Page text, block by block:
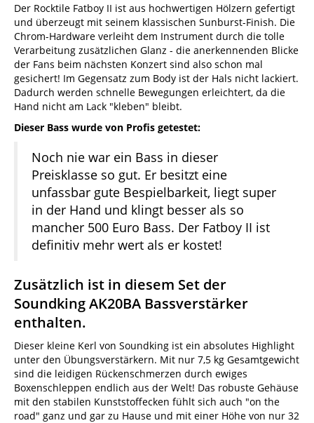
Der Rocktile Fatboy II ist aus hochwertigen Hölzern gefertigt
und überzeugt mit seinem klassischen Sunburst-Finish. Die
Chrom-Hardware verleiht dem Instrument durch die tolle
Verarbeitung zusätzlichen Glanz - die anerkennenden Blicke
der Fans beim nächsten Konzert sind also schon mal
gesichert! Im Gegensatz zum Body ist der Hals nicht lackiert.
Dadurch werden schnelle Bewegungen erleichtert, da die
Hand nicht am Lack "kleben" bleibt.
Dieser Bass wurde von Profis getestet:
Noch nie war ein Bass in dieser
Preisklasse so gut. Er besitzt eine
unfassbar gute Bespielbarkeit, liegt super
in der Hand und klingt besser als so
mancher 500 Euro Bass. Der Fatboy II ist
definitiv mehr wert als er kostet!
Zusätzlich ist in diesem Set der
Soundking AK20BA Bassverstärker
enthalten.
Dieser kleine Kerl von Soundking ist ein absolutes Highlight
unter den Übungsverstärkern. Mit nur 7,5 kg Gesamtgewicht
sind die leidigen Rückenschmerzen durch ewiges
Boxenschleppen endlich aus der Welt! Das robuste Gehäuse
mit den stabilen Kunststoffecken fühlt sich auch "on the
road" ganz und gar zu Hause und mit einer Höhe von nur 32